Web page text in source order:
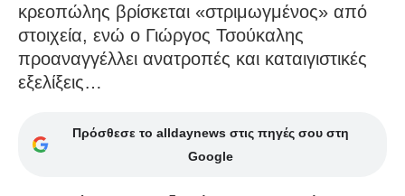
κρεοπώλης βρίσκεται «στριμωγμένος» από
στοιχεία, ενώ ο Γιώργος Τσούκαλης
προαναγγέλλει ανατροπές και καταιγιστικές
εξελίξεις…
Πρόσθεσε το alldaynews στις πηγές σου στη
Google